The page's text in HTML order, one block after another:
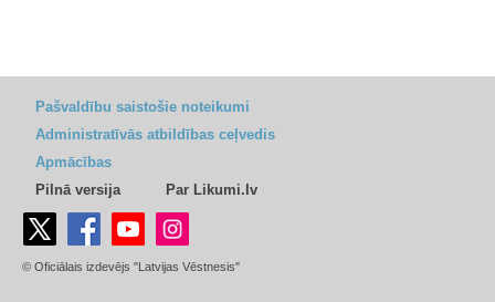
Pašvaldību saistošie noteikumi
Administratīvās atbildības ceļvedis
Apmācības
Pilnā versija
Par Likumi.lv
© Oficiālais izdevējs "Latvijas Vēstnesis"